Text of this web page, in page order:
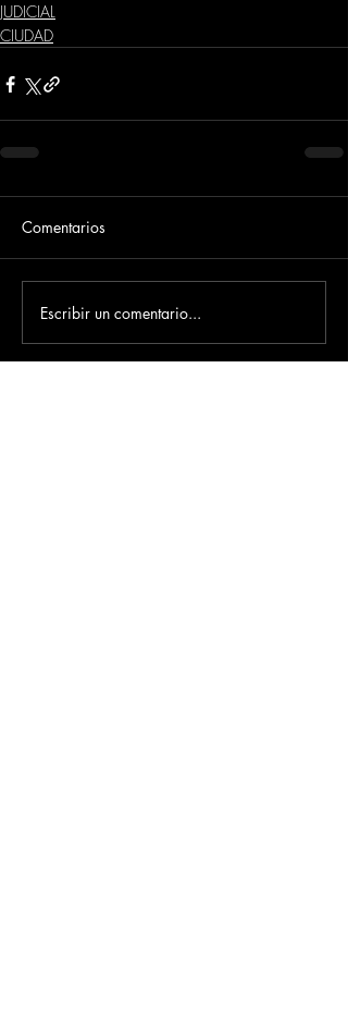
JUDICIAL
CIUDAD
Comentarios
Escribir un comentario...